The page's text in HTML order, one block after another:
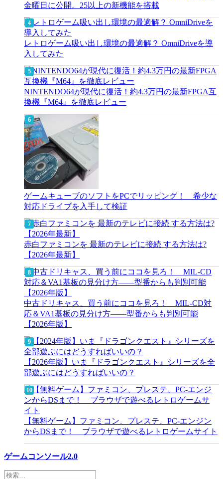
金曜日に公開。25以上の新機能を搭載
レトロゲーム吸い出し環境の最適解？ OmniDriveを導
入してみた
NINTENDO64が現代に復活！約4.3万円の最新FPGA互
換機『M64』を徹底レビュー
ゲームキューブのソフトをPCでリッピング！ 希少な
対応ドライブを入手して検証
赤白ファミコンを 最新のテレビに接続 する方法は?
【2026年最新】
中古ドリキャス、買う前にココを見ろ！ MIL-CD対
応＆VA1基板の見分け方——型番からも判別可能
【2026年版】
【2026年版】いま『ドラゴンクエスト』シリーズを全
部遊ぶにはどうすればいいの？
【無料ゲーム】ファミコン、プレステ、PC-エンジン
からDSまで！ ブラウザで遊べるレトロゲームサイト
ゲームコンソール2.0
検